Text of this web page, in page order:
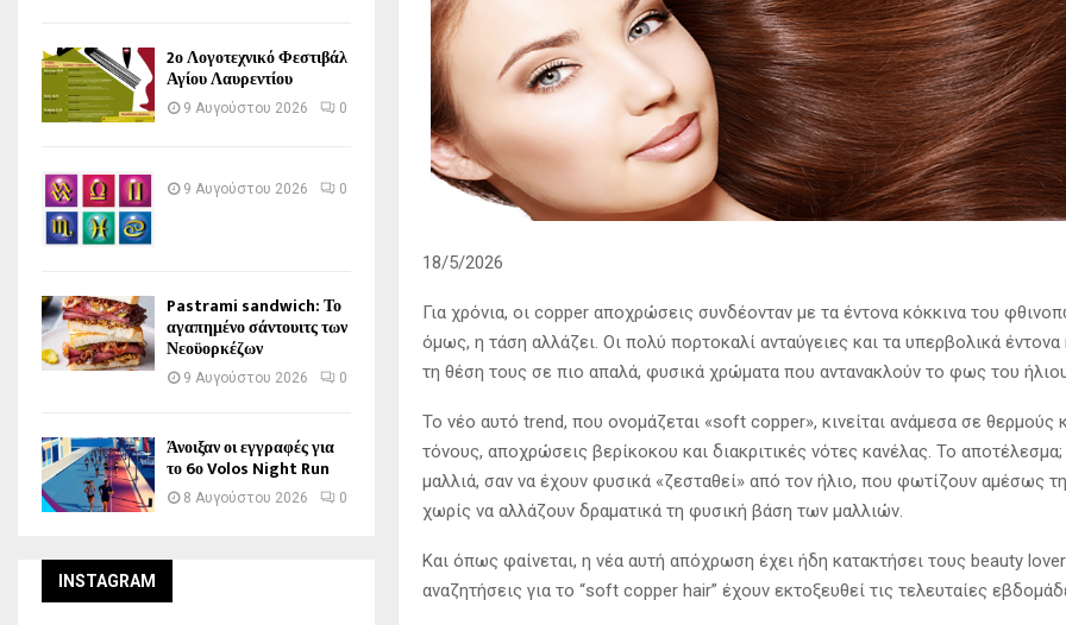
18/5/2026
Για χρόνια, οι copper αποχρώσεις συνδέονταν με τα έντονα κόκκινα του
όμως, η τάση αλλάζει. Οι πολύ πορτοκαλί ανταύγειες και τα υπερβολικά έντονα
τη θέση τους σε πιο απαλά, φυσικά χρώματα που αντανακλούν το φως του
Το νέο αυτό trend, που ονομάζεται «soft copper», κινείται ανάμεσα σε θερμούς
τόνους, αποχρώσεις βερίκοκου και διακριτικές νότες κανέλας. Το
μαλλιά, σαν να έχουν φυσικά «ζεσταθεί» από τον ήλιο, που φωτίζουν αμέσως
χωρίς να αλλάζουν δραματικά τη φυσική βάση των μαλλιών.
Και όπως φαίνεται, η νέα αυτή απόχρωση έχει ήδη κατακτήσει τους beauty
αναζητήσεις για το “soft copper hair” έχουν εκτοξευθεί τις τελευταίες
2ο Λογοτεχνικό Φεστιβάλ
Αγίου Λαυρεντίου
9 Αυγούστου 2026 0
9 Αυγούστου 2026 0
Pastrami sandwich: Το
αγαπημένο σάντουιτς των
Νεοϋορκέζων
9 Αυγούστου 2026 0
Άνοιξαν οι εγγραφές για
το 6ο Volos Night Run
8 Αυγούστου 2026 0
INSTAGRAM